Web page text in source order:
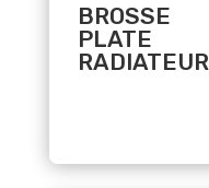
BROSSE
PLATE
RADIATEUR